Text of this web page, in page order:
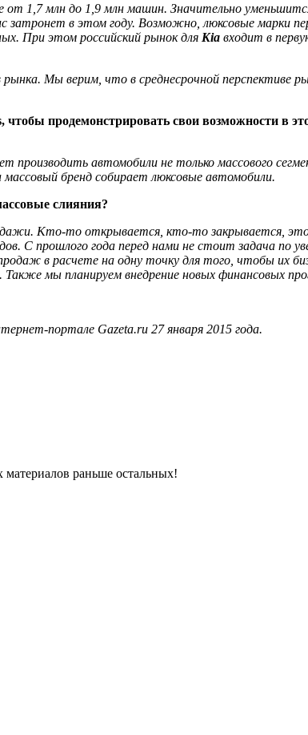
1,7 млн до 1,9 млн машин. Значительно
затронет в этом году. Возможно, люксовые марки
При этом российский рынок для Kia входит в
Мы верим, что в среднесрочной перспективе
продемонстрировать свои возможности в
производить автомобили не только массового
бренд собирает люксовые автомобили.
слияния?
Кто-то открывается, кто-то закрывается,
С прошлого года перед нами не стоит задача по
в расчете на одну точку для того, чтобы их
мы планируем внедрение новых финансовых
портале Gazeta.ru 27 января 2015 года.
раньше остальных!